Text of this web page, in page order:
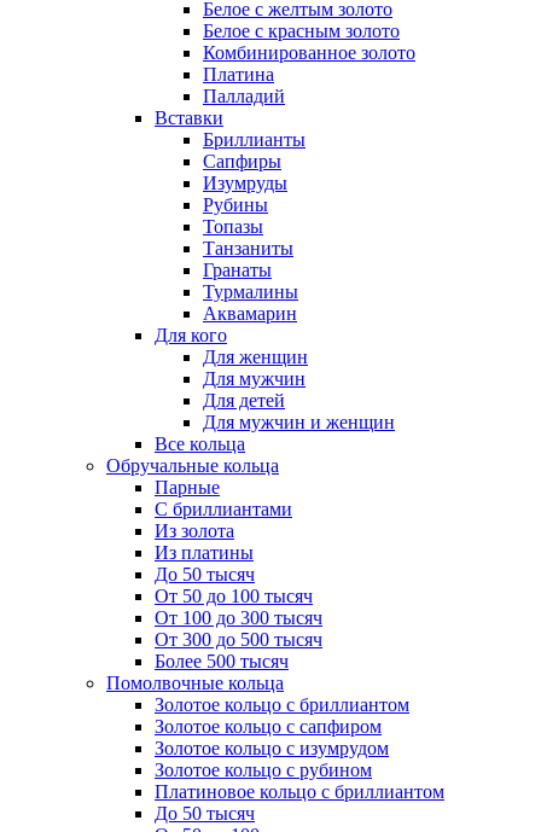
Белое с желтым золото
Белое с красным золото
Комбинированное золото
Платина
Палладий
Вставки
Бриллианты
Сапфиры
Изумруды
Рубины
Топазы
Танзаниты
Гранаты
Турмалины
Аквамарин
Для кого
Для женщин
Для мужчин
Для детей
Для мужчин и женщин
Все кольца
Обручальные кольца
Парные
С бриллиантами
Из золота
Из платины
До 50 тысяч
От 50 до 100 тысяч
От 100 до 300 тысяч
От 300 до 500 тысяч
Более 500 тысяч
Помолвочные кольца
Золотое кольцо с бриллиантом
Золотое кольцо с сапфиром
Золотое кольцо с изумрудом
Золотое кольцо с рубином
Платиновое кольцо с бриллиантом
До 50 тысяч